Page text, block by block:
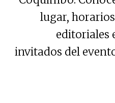
lugar,
editoriales
invitados del